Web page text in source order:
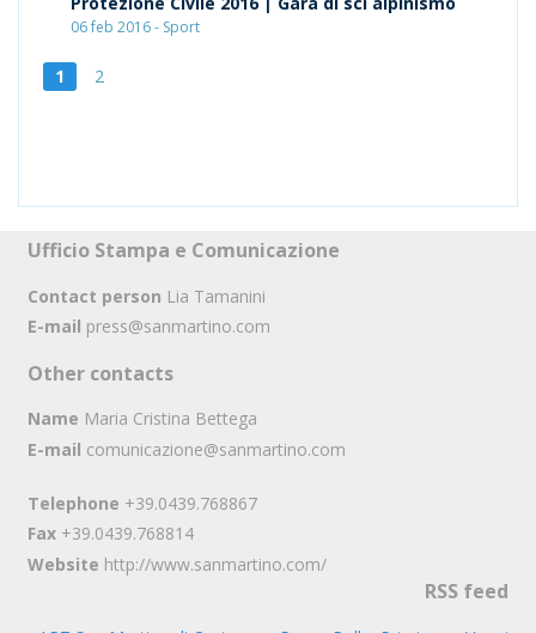
06 feb 2016 - Sport
1 2
Ufficio Stampa e Comunicazione
Contact person Lia Tamanini
E-mail press@sanmartino.com
Other contacts
Name Maria Cristina Bettega
E-mail comunicazione@sanmartino.com
Telephone +39.0439.768867
Fax +39.0439.768814
Website http://www.sanmartino.com/
RSS feed